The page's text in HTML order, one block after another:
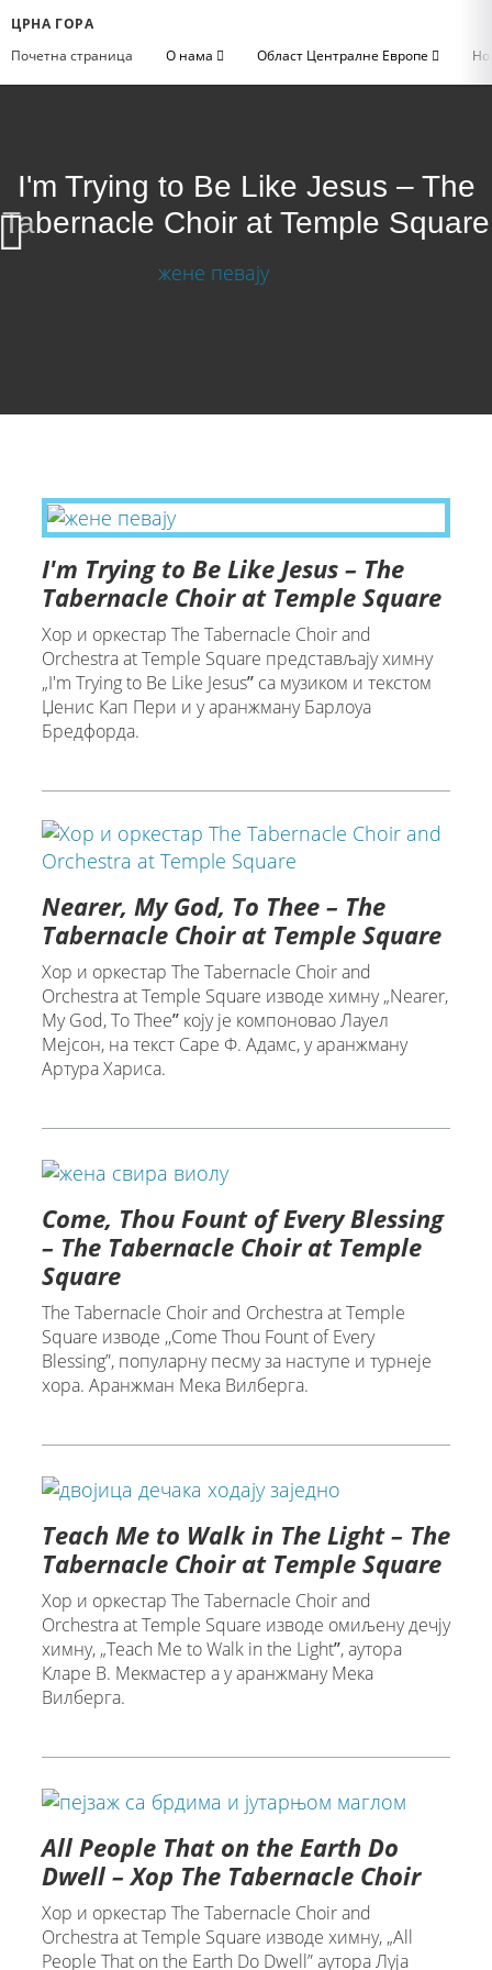
ЦРНА ГОРА
Почетна страница
О нама Област Централне Европе
I'm Trying to Be Like Jesus – The
Tabernacle Choir at Temple Square
I'm Trying to Be Like Jesus – The
Tabernacle Choir at Temple Square
Хор и оркестар The Tabernacle Choir and
Orchestra at Temple Square представљају химну
„I'm Trying to Be Like Jesusˮ са музиком и текстом
Џенис Кап Пери и у аранжману Барлоуа
Бредфорда.
Nearer, My God, To Thee – The
Tabernacle Choir at Temple Square
Хор и оркестар The Tabernacle Choir and
Orchestra at Temple Square изводе химну „Nearer,
My God, To Theeˮ коју је компоновао Лауел
Мејсон, на текст Саре Ф. Адамс, у аранжману
Артура Хариса.
Come, Thou Fount of Every Blessing
– The Tabernacle Choir at Temple
Square
The Tabernacle Choir and Orchestra at Temple
Square изводе ,,Come Thou Fount of Every
Blessing”, популарну песму за наступе и турнеје
хора. Аранжман Мека Вилберга.
Teach Me to Walk in The Light – The
Tabernacle Choir at Temple Square
Хор и оркестар The Tabernacle Choir and
Orchestra at Temple Square изводе омиљену дечју
химну, „Teach Me to Walk in the Lightˮ, аутора
Кларе В. Мекмастер а у аранжману Мека
Вилберга.
All People That on the Earth Do
Dwell – Хор The Tabernacle Choir
Хор и оркестар The Tabernacle Choir and
Orchestra at Temple Square изводe химну, „All
People That on the Earth Do Dwell” аутора Луја